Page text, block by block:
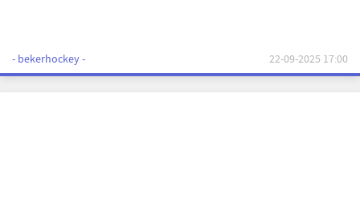
- bekerhockey - 22-09-2025 17:00